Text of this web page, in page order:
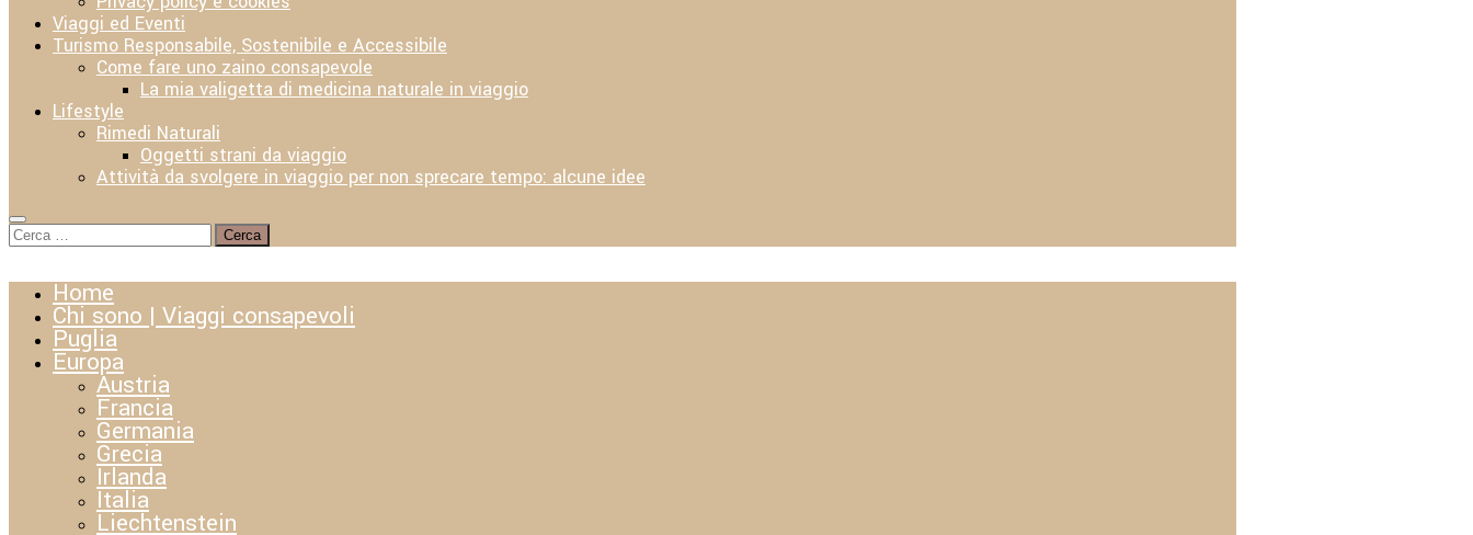
Viaggi ed Eventi
Turismo Responsabile, Sostenibile e Accessibile
Come fare uno zaino consapevole
La mia valigetta di medicina naturale in viaggio
Lifestyle
Rimedi Naturali
Oggetti strani da viaggio
Attività da svolgere in viaggio per non sprecare tempo: alcune idee
Ricerca
per:
Home
Chi sono | Viaggi consapevoli
Puglia
Europa
Austria
Francia
Germania
Grecia
Irlanda
Italia
Liechtenstein